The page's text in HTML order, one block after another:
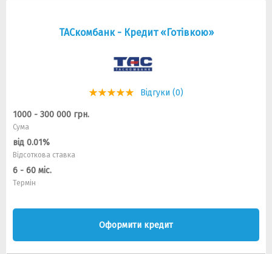
ТАСкомбанк - Кредит «Готівкою»
Відгуки (0)
1000 - 300 000 грн.
Сума
від 0.01%
Відсоткова ставка
6 - 60 міс.
Термін
Оформити кредит